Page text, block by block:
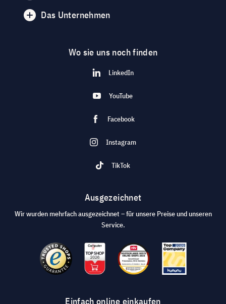
Das Unternehmen
Wo sie uns noch finden
LinkedIn
YouTube
Facebook
Instagram
TikTok
Ausgezeichnet
Wir wurden mehrfach ausgezeichnet – für unsere Preise und unseren
Service.
Einfach online einkaufen